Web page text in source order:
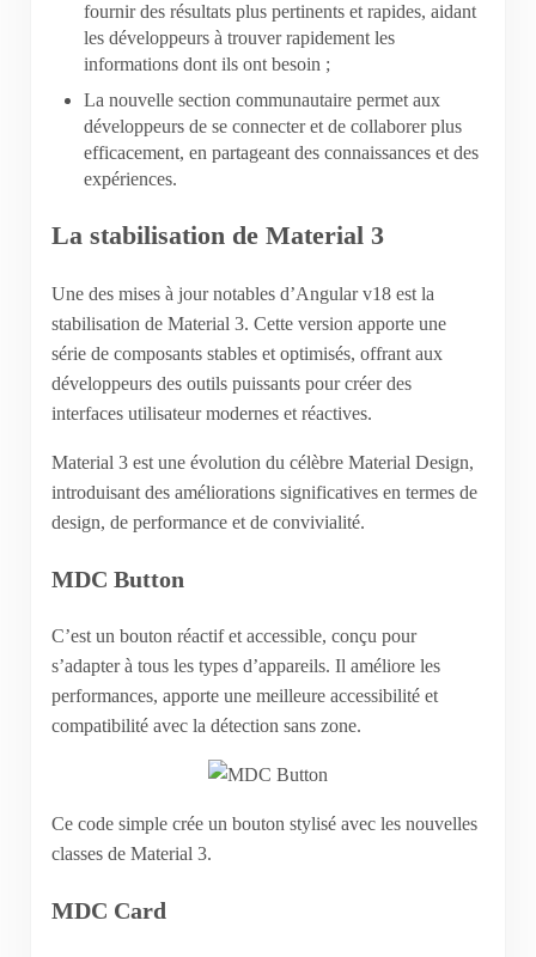
fournir des résultats plus pertinents et rapides, aidant
les développeurs à trouver rapidement les
informations dont ils ont besoin ;
La nouvelle section communautaire permet aux
développeurs de se connecter et de collaborer plus
efficacement, en partageant des connaissances et des
expériences.
La stabilisation de Material 3
Une des mises à jour notables d’Angular v18 est la
stabilisation de Material 3. Cette version apporte une
série de composants stables et optimisés, offrant aux
développeurs des outils puissants pour créer des
interfaces utilisateur modernes et réactives.
Material 3 est une évolution du célèbre Material Design,
introduisant des améliorations significatives en termes de
design, de performance et de convivialité.
MDC Button
C’est un bouton réactif et accessible, conçu pour
s’adapter à tous les types d’appareils. Il améliore les
performances, apporte une meilleure accessibilité et
compatibilité avec la détection sans zone.
Ce code simple crée un bouton stylisé avec les nouvelles
classes de Material 3.
MDC Card